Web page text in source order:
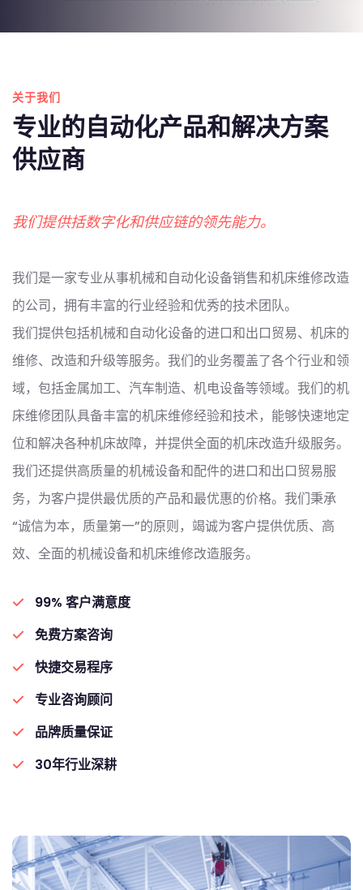
关于我们
专业的自动化产品和解决方案
供应商
我们提供括数字化和供应链的领先能力。
我们是一家专业从事机械和自动化设备销售和机床维修改造
的公司，拥有丰富的行业经验和优秀的技术团队。
我们提供包括机械和自动化设备的进口和出口贸易、机床的
维修、改造和升级等服务。我们的业务覆盖了各个行业和领
域，包括金属加工、汽车制造、机电设备等领域。我们的机
床维修团队具备丰富的机床维修经验和技术，能够快速地定
位和解决各种机床故障，并提供全面的机床改造升级服务。
我们还提供高质量的机械设备和配件的进口和出口贸易服
务，为客户提供最优质的产品和最优惠的价格。我们秉承
“诚信为本，质量第一”的原则，竭诚为客户提供优质、高
效、全面的机械设备和机床维修改造服务。
99% 客户满意度
免费方案咨询
快捷交易程序
专业咨询顾问
品牌质量保证
30年行业深耕